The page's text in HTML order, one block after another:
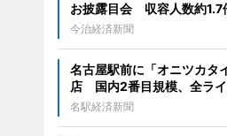
お披露目会 収容人数約1.7
今治経済新聞
名古屋駅前に「オニツカタ
店 国内2番目規模、全ラ
名駅経済新聞